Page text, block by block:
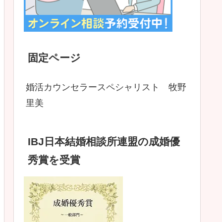
固定ページ
婚活カウンセラースペシャリスト 牧野
里美
IBJ日本結婚相談所連盟の成婚優
秀賞を受賞